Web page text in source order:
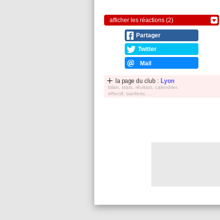
afficher les réactions (2)
Partager
Twitter
Mail
la page du club : Lyon
bilan, stats, réultats, calendrier,
effectif, tranferts, ...